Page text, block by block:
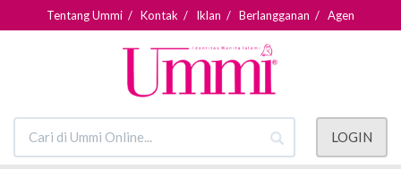
Tentang Ummi / Kontak / Iklan / Berlangganan / Agen
LOGIN